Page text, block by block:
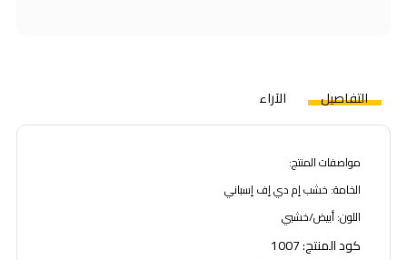
التفاصيل الآراء
مواصفات المنتج:
الخامة: خشب إم دي إف إسباني
اللون: أبيض/خشبي
كود المنتج: 1007